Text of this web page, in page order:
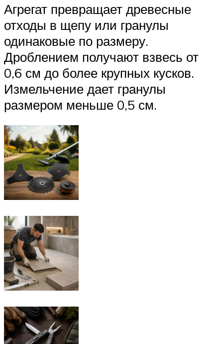
Агрегат превращает древесные
отходы в щепу или гранулы
одинаковые по размеру.
Дроблением получают взвесь от
0,6 см до более крупных кусков.
Измельчение дает гранулы
размером меньше 0,5 см.